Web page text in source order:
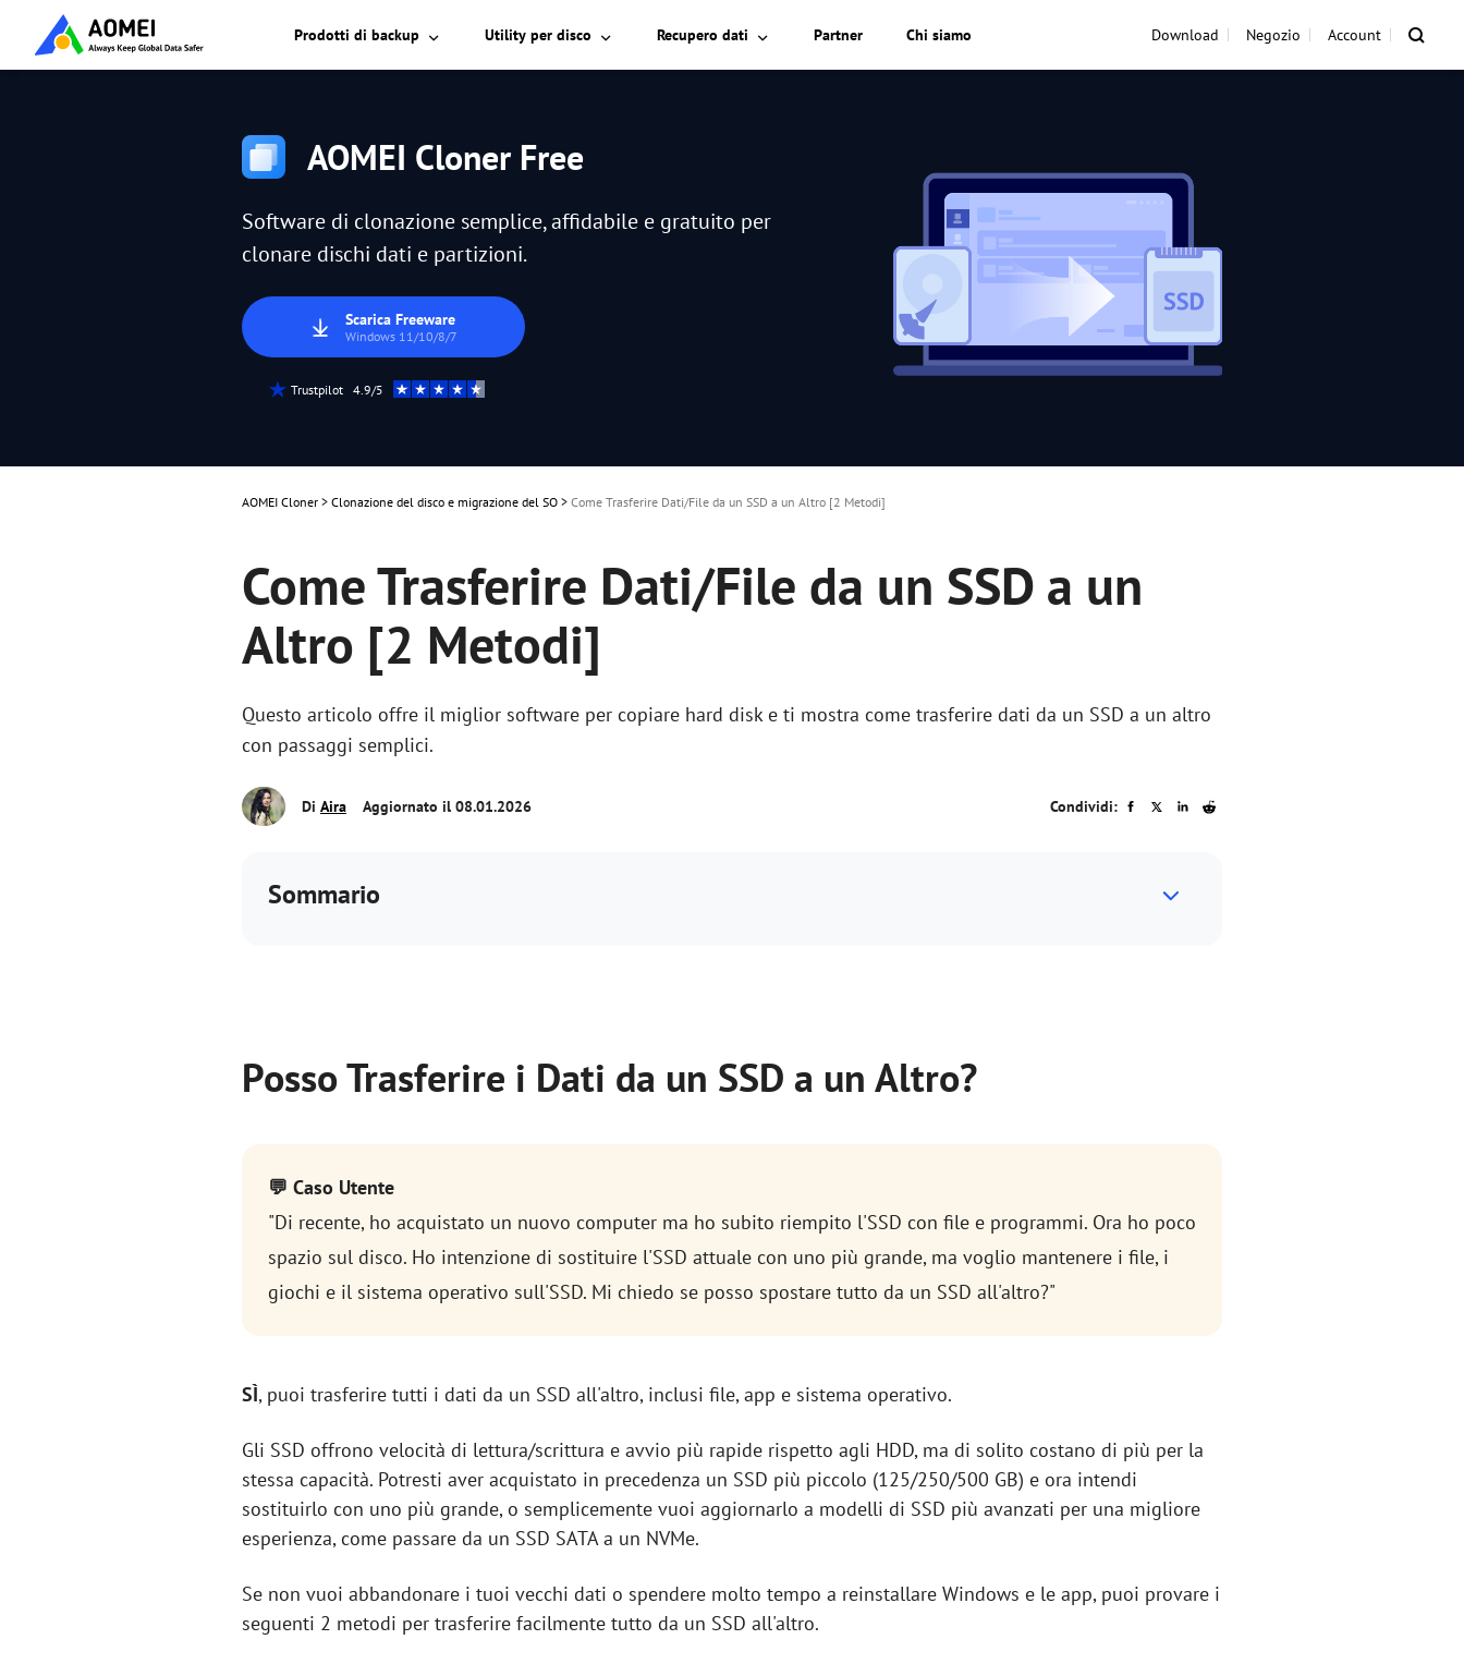
Prodotti di backup Utility per disco Recupero dati Partner Chi siamo Download Negozio Account
AOMEI Cloner Free
Software di clonazione semplice, affidabile e gratuito per
clonare dischi dati e partizioni.
Scarica Freeware
Windows 11/10/8/7
Trustpilot 4.9/5
AOMEI Cloner > Clonazione del disco e migrazione del SO > Come Trasferire Dati/File da un SSD a un Altro [2 Metodi]
Come Trasferire Dati/File da un SSD a un
Altro [2 Metodi]
Questo articolo offre il miglior software per copiare hard disk e ti mostra come trasferire dati da un SSD a un altro
con passaggi semplici.
Di Aira Aggiornato il 08.01.2026 Condividi:
Sommario
Posso Trasferire i Dati da un SSD a un Altro?
💬 Caso Utente
"Di recente, ho acquistato un nuovo computer ma ho subito riempito l'SSD con file e programmi. Ora ho poco
spazio sul disco. Ho intenzione di sostituire l'SSD attuale con uno più grande, ma voglio mantenere i file, i
giochi e il sistema operativo sull'SSD. Mi chiedo se posso spostare tutto da un SSD all'altro?"
SÌ, puoi trasferire tutti i dati da un SSD all'altro, inclusi file, app e sistema operativo.
Gli SSD offrono velocità di lettura/scrittura e avvio più rapide rispetto agli HDD, ma di solito costano di più per la
stessa capacità. Potresti aver acquistato in precedenza un SSD più piccolo (125/250/500 GB) e ora intendi
sostituirlo con uno più grande, o semplicemente vuoi aggiornarlo a modelli di SSD più avanzati per una migliore
esperienza, come passare da un SSD SATA a un NVMe.
Se non vuoi abbandonare i tuoi vecchi dati o spendere molto tempo a reinstallare Windows e le app, puoi provare i
seguenti 2 metodi per trasferire facilmente tutto da un SSD all'altro.